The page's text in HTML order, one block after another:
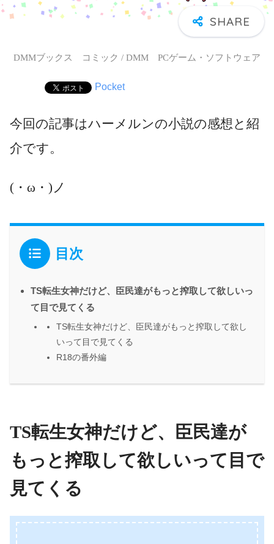
DMMブックス コミック / DMM PCゲーム・ソフトウェア
Pocket
今回の記事はハーメルンの小説の感想と紹
介です。
(・ω・)ノ
目次
TS転生女神だけど、臣民達がもっと搾取して欲しいっ
て目で見てくる
TS転生女神だけど、臣民達がもっと搾取して欲し
いって目で見てくる
R18の番外編
TS転生女神だけど、臣民達が
もっと搾取して欲しいって目で
見てくる